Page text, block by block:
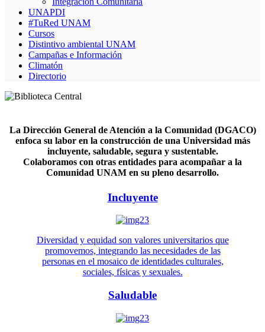
UNAPDI
#TuRed UNAM
Cursos
Distintivo ambiental UNAM
Campañas e Información
Climatón
Directorio
La Dirección General de Atención a la Comunidad (DGACO)
enfoca su labor en la construcción de una Universidad más
incluyente, saludable, segura y sustentable.
Colaboramos con otras entidades para acompañar a la
Comunidad UNAM en su pleno desarrollo.
Incluyente
Diversidad y equidad son valores universitarios que
promovemos, integrando las necesidades de las
personas en el mosaico de identidades culturales,
sociales, físicas y sexuales.
Saludable